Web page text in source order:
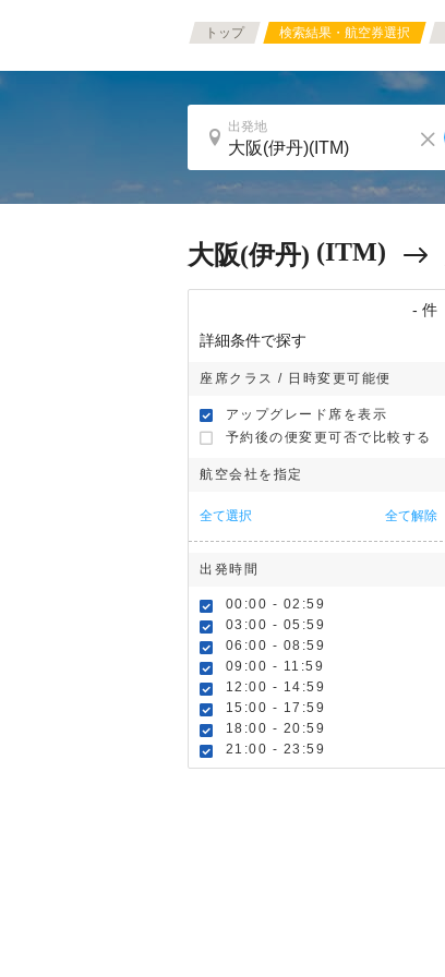
トップ 検索結果・航空券選択
出発地
大阪(伊丹) (ITM)
詳細条件で探す
- 件
座席クラス / 日時変更可能便
アップグレード席を表示
予約後の便変更可否で比較する
航空会社を指定
全て選択 全て解除
出発時間
00:00 - 02:59
03:00 - 05:59
06:00 - 08:59
09:00 - 11:59
12:00 - 14:59
15:00 - 17:59
18:00 - 20:59
21:00 - 23:59